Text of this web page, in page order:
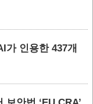
가 인용한 437개